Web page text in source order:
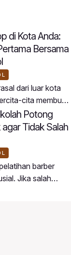
di Kota Anda:
Bersama
dari luar kota
cita membuka
daerah asal
menjadi
mewujudkan
dari berbagai
dengan
barbering
Barbershop di
Potong
Tidak Salah
barber
Jika salah
panduan